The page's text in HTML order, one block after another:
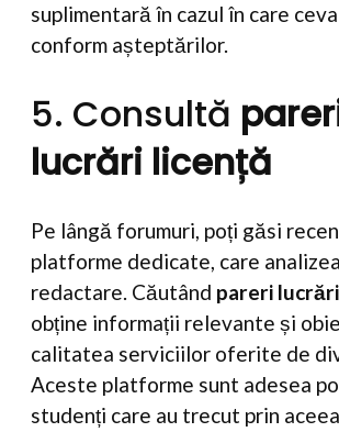
suplimentară în cazul în care
conform așteptărilor.
5. Consultă
lucrări licență
Pe lângă forumuri, poți găsi
platforme dedicate, care
redactare. Căutând pareri
obține informații relevante și
calitatea serviciilor oferite de
Aceste platforme sunt adesea
studenți care au trecut prin